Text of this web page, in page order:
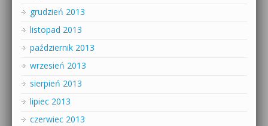
grudzień 2013
listopad 2013
październik 2013
wrzesień 2013
sierpień 2013
lipiec 2013
czerwiec 2013